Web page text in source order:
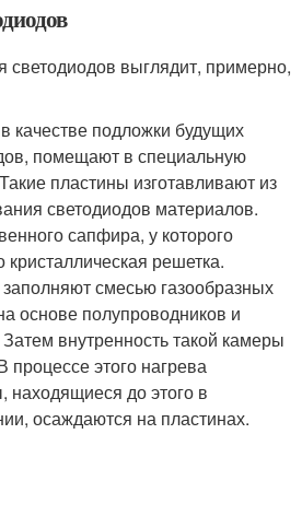
светодиодов выглядит, примерно,
качестве подложки будущих
помещают в специальную
пластины изготавливают из
светодиодов материалов.
сапфира, у которого
решетка.
смесью газообразных
основе полупроводников и
внутренность такой камеры
процессе этого нагрева
находящиеся до этого в
осаждаются на пластинах.